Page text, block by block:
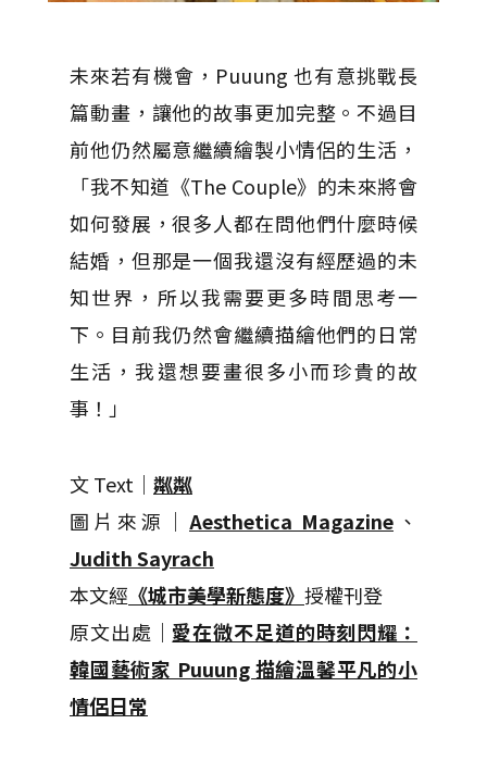
未來若有機會，Puuung 也有意挑戰長
篇動畫，讓他的故事更加完整。不過目
前他仍然屬意繼續繪製小情侶的生活，
「我不知道《The Couple》的未來將會
如何發展，很多人都在問他們什麼時候
結婚，但那是一個我還沒有經歷過的未
知世界，所以我需要更多時間思考一
下。目前我仍然會繼續描繪他們的日常
生活，我還想要畫很多小而珍貴的故
事！」
文 Text｜ 粼粼
圖片來源｜ Aesthetica Magazine 、
Judith Sayrach
本文經 《城市美學新態度》 授權刊登
原文出處｜ 愛在微不足道的時刻閃耀：
韓國藝術家 Puuung 描繪溫馨平凡的小
情侶日常